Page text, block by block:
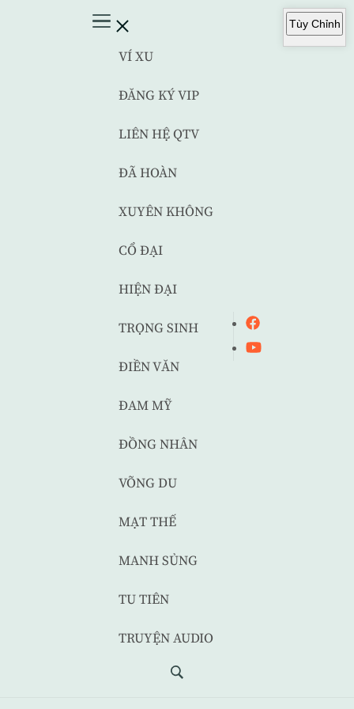
VÍ XU
ĐĂNG KÝ VIP
LIÊN HỆ QTV
ĐÃ HOÀN
XUYÊN KHÔNG
CỔ ĐẠI
HIỆN ĐẠI
TRỌNG SINH
ĐIỀN VĂN
ĐAM MỸ
ĐỒNG NHÂN
VÕNG DU
MẠT THẾ
MANH SỦNG
TU TIÊN
TRUYỆN AUDIO
Tùy Chỉnh